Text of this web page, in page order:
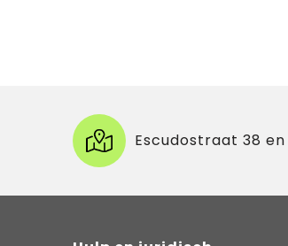
Escudostraat 38